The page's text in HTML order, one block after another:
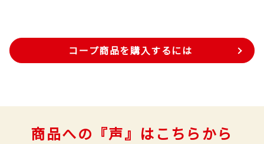
コープ商品を購入するには
商品への『声』はこちらから